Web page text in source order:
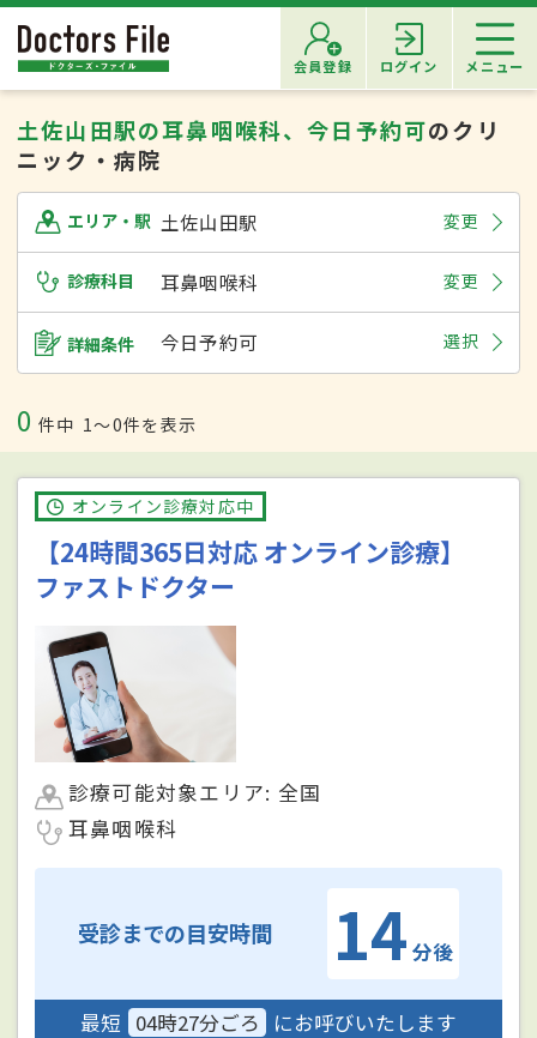
会員登録 ログイン メニュー
土佐山田駅の耳鼻咽喉科、今日予約可のクリ
ニック・病院
エリア・駅 土佐山田駅 変更
診療科目 耳鼻咽喉科 変更
詳細条件 今日予約可 選択
0 件中 1〜0件を表示
オンライン診療対応中
【24時間365日対応 オンライン診療】
ファストドクター
診療可能対象エリア: 全国
耳鼻咽喉科
受診までの目安時間 14 分後
最短 04時27分ごろ にお呼びいたします